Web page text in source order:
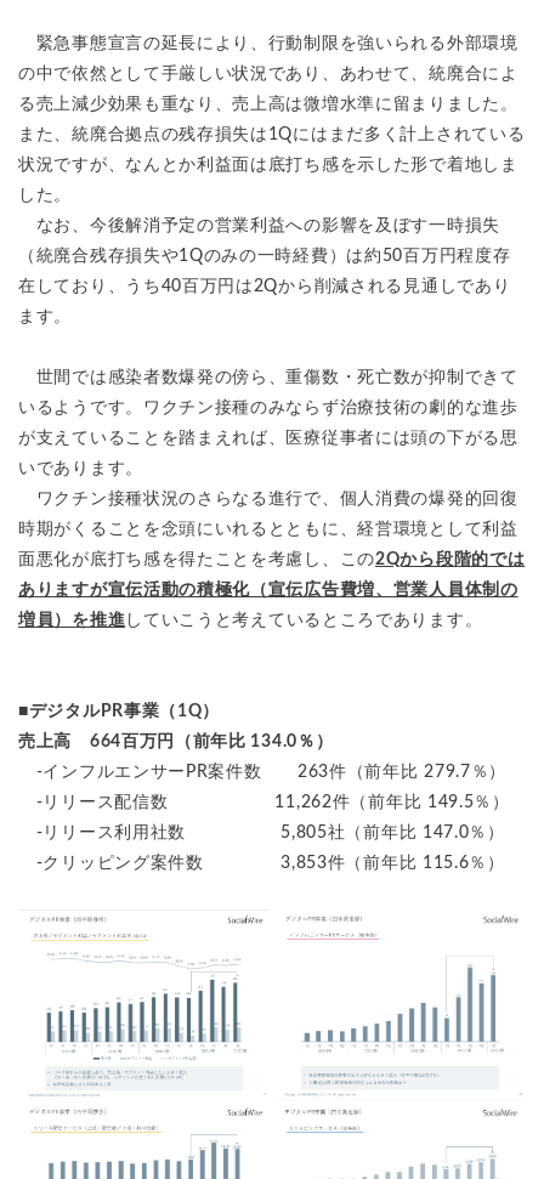
緊急事態宣言の延長により、行動制限を強いられる外部環境
の中で依然として手厳しい状況であり、あわせて、統廃合によ
る売上減少効果も重なり、売上高は微増水準に留まりました。
また、統廃合拠点の残存損失は1Qにはまだ多く計上されている
状況ですが、なんとか利益面は底打ち感を示した形で着地しま
した。
なお、今後解消予定の営業利益への影響を及ぼす一時損失
（統廃合残存損失や1Qのみの一時経費）は約50百万円程度存
在しており、うち40百万円は2Qから削減される見通しであり
ます。
世間では感染者数爆発の傍ら、重傷数・死亡数が抑制できて
いるようです。ワクチン接種のみならず治療技術の劇的な進歩
が支えていることを踏まえれば、医療従事者には頭の下がる思
いであります。
ワクチン接種状況のさらなる進行で、個人消費の爆発的回復
時期がくることを念頭にいれるとともに、経営環境として利益
面悪化が底打ち感を得たことを考慮し、この2Qから段階的では
ありますが宣伝活動の積極化（宣伝広告費増、営業人員体制の
増員）を推進 していこうと考えているところであります。
■デジタルPR事業（1Q）
売上高 664百万円（前年比 134.0％）
-インフルエンサーPR案件数 263件（前年比 279.7％）
-リリース配信数 11,262件（前年比 149.5％）
-リリース利用社数 5,805社（前年比 147.0％）
-クリッピング案件数 3,853件（前年比 115.6％）